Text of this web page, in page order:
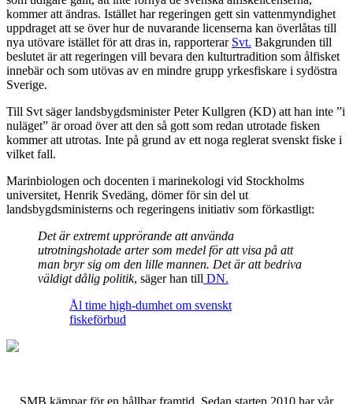
kommer att ändras. Istället har regeringen gett sin vattenmyndighet
uppdraget att se över hur de nuvarande licenserna kan överlåtas till
nya utövare istället för att dras in, rapporterar Svt. Bakgrunden till
beslutet är att regeringen vill bevara den kulturtradition som ålfisket
innebär och som utövas av en mindre grupp yrkesfiskare i sydöstra
Sverige.
Till Svt säger landsbygdsminister Peter Kullgren (KD) att han inte ”i
nuläget” är oroad över att den så gott som redan utrotade fisken
kommer att utrotas. Inte på grund av ett noga reglerat svenskt fiske i
vilket fall.
Marinbiologen och docenten i marinekologi vid Stockholms
universitet, Henrik Svedäng, dömer för sin del ut
landsbygdsministerns och regeringens initiativ som förkastligt:
Det är extremt upprörande att använda
utrotningshotade arter som medel för att visa på att
man bryr sig om den lille mannen. Det är att bedriva
väldigt dålig politik, säger han till DN.
Ål time high-dumhet om svenskt
fiskeförbud